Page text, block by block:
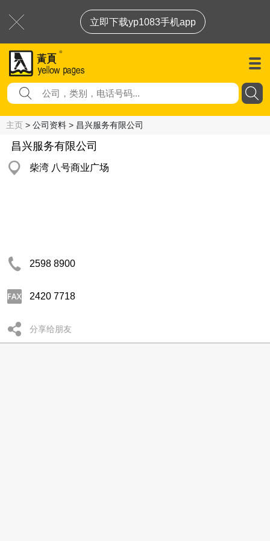
立即下载yp1083手机app
主页 > 公司资料 > 昌兴服务有限公司
昌兴服务有限公司
柴湾 八号商业广场
2598 8900
2420 7718
分享给朋友